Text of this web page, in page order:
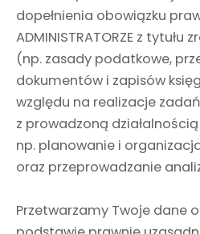
dopełnienia obowiązku
ADMINISTRATORZE z
(np. zasady podatkowe,
dokumentów i zapisów
względu na realizacje
z prowadzoną
np. planowanie i
oraz przeprowadzanie
Przetwarzamy Twoje dane